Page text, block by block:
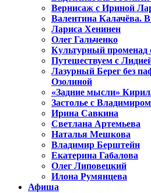
Вернисаж с Ириной
Валентина Калачёва.
Лариса Хенинен
Олег Гальченко
Культурный променад
Путешествуем с
Лазурный Берег без
Озолиной
«Задние мысли»
Застолье с
Ирина Савкина
Светлана Артемьева
Наталья Мешкова
Владимир Берштейн
Екатерина Габалова
Олег Липовецкий
Илона Румянцева
Афиша